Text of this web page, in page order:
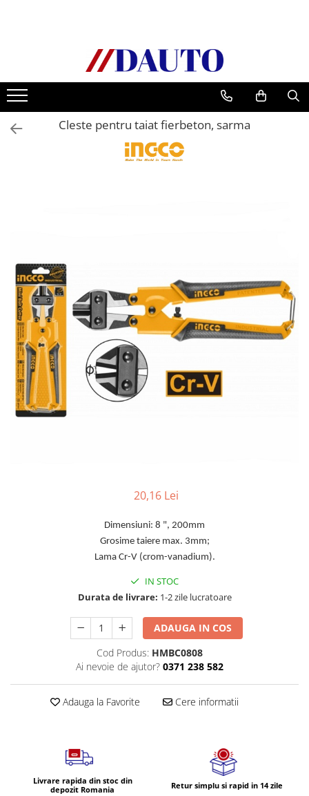
Bullbare, Suporti lumini camioane
Accesorii inox
DAF
CF Euro 6
Iveco
MAN
TGA
TGL
TGS
TGX
Mercedes Actros
Mercedes Actros MP2
Mercedes Actros MP3
Scania R S G P Next Generation
Volvo FH 2 Euro 4
Volvo FH 4 Euro 6
Accesorii iluminare LED camioane
si camion
Cleste pentru taiat fierbeton, sarma
20,16 Lei
Dimensiuni: 8 ", 200mm
Grosime taiere max. 3mm;
Lama Cr-V (crom-vanadium).
IN STOC
Durata de livrare: 1-2 zile lucratoare
ADAUGA IN COS
Cod Produs: HMBC0808
Ai nevoie de ajutor? 0371 238 582
Adauga la Favorite Cere informatii
Livrare rapida din stoc din
depozit Romania
Retur simplu si rapid in 14 zile